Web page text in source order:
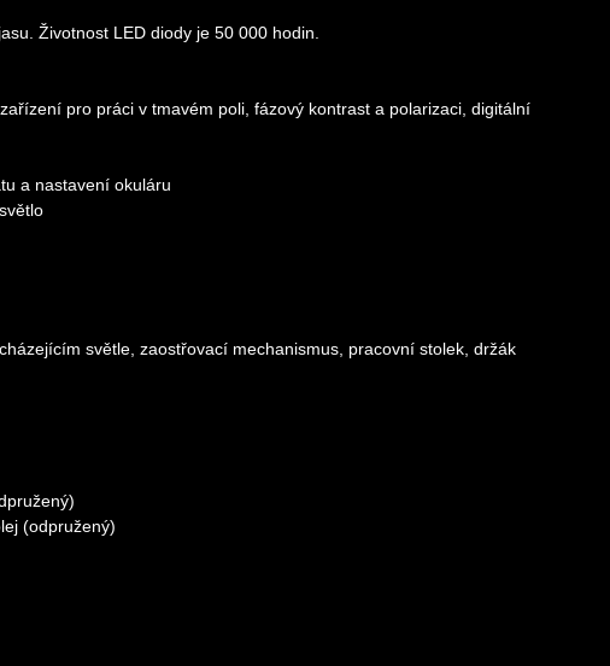
Životnost LED diody je 50 000 hodin.
pro práci v tmavém poli, fázový kontrast a polarizaci, digitální
a nastavení okuláru
světle, zaostřovací mechanismus, pracovní stolek, držák
(odpružený)